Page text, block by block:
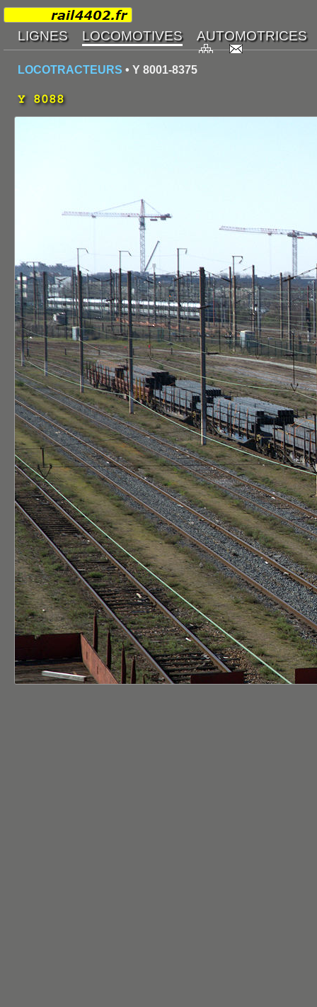
LOCOTRACTEURS • Y 8001-8375
Y 8088